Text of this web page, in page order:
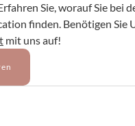
Sie, worauf Sie bei
mit uns auf!